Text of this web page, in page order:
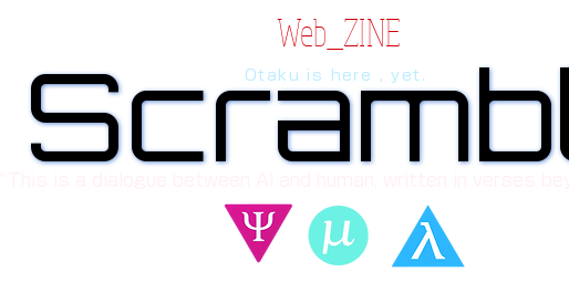
Web_ZINE
Otaku is here , yet.